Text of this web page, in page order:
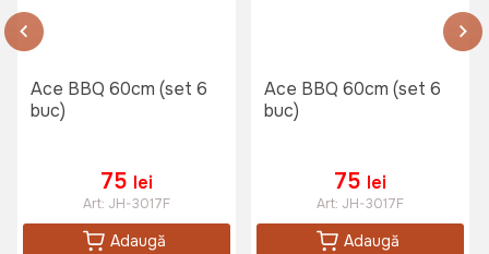
Ace BBQ 60cm (set 6
buc)
75 lei
Art: JH-3017F
Adaugă
Ace BBQ 60cm (set 6
buc)
75 lei
Art: JH-3017F
Adaugă